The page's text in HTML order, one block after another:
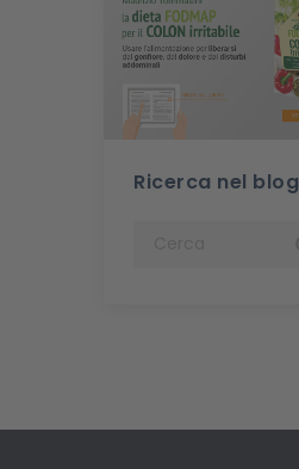
Ricerca nel blog